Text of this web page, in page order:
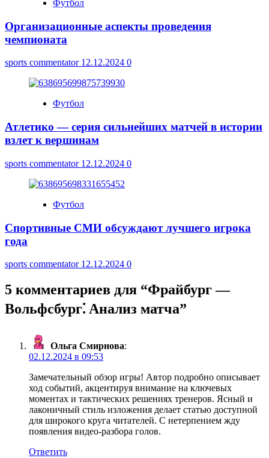
Футбол
Организационные аспекты проведения
чемпионата
sports commentator 12.12.2024 0
Футбол
Атлетико — серия сильнейших матчей в истории
взлет к вершинам
sports commentator 12.12.2024 0
Футбол
Спортивные СМИ обсуждают лучшего игрока
года
sports commentator 12.12.2024 0
5 комментариев для “Фрайбург —
Вольфсбург⁚ Анализ матча”
Ольга Смирнова:
02.12.2024 в 09:53
Замечательный обзор игры! Автор подробно описывает
ход событий, акцентируя внимание на ключевых
моментах и тактических решениях тренеров. Ясный и
лаконичный стиль изложения делает статью доступной
для широкого круга читателей. С нетерпением жду
появления видео-разбора голов.
Ответить